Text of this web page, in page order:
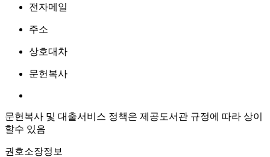
전자메일
주소
상호대차
문헌복사
문헌복사 및 대출서비스 정책은 제공도서관 규정에 따라 상이
할수 있음
권호소장정보